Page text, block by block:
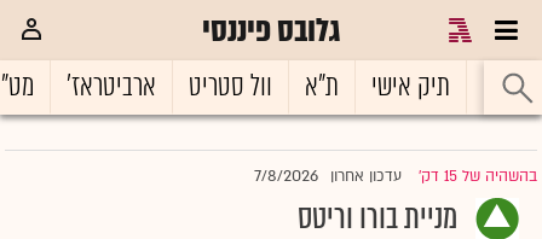
גלובס פיננסי
ראשי תיק אישי ת"א וול סטריט ארביטראז'
בהשהיה של 15 דק' |עדכון אחרון 7/8/2026
מניית בורו וריטס